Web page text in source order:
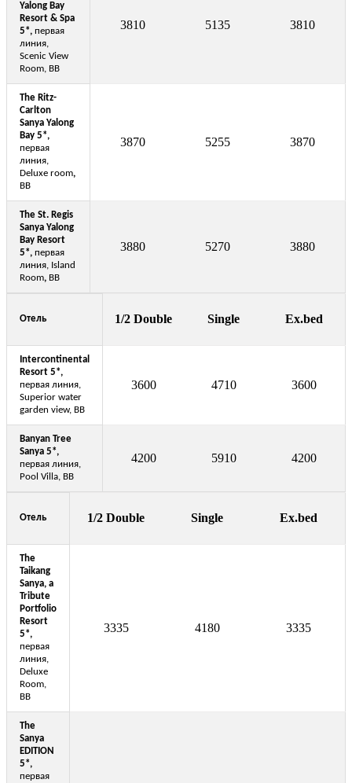
Yalong Bay
Resort & Spa
5*, первая
линия,
Scenic View
Room, BB
3810 5135 3810
The Ritz-
Carlton
Sanya Yalong
Bay 5*,
первая
линия,
Deluxe room,
BB
3870 5255 3870
The St. Regis
Sanya Yalong
Bay Resort
5*, первая
линия, Island
Room, BB
3880 5270 3880
Отель 1/2 Double Single Ex.bed
Intercontinental
Resort 5*,
первая линия,
Superior water
garden view, BB
3600 4710 3600
Banyan Tree
Sanya 5*,
первая линия,
Pool Villa, BB
4200 5910 4200
Отель 1/2 Double Single Ex.bed
The
Taikang
Sanya, a
Tribute
Portfolio
Resort
5*,
первая
линия,
Deluxe
Room,
BB
3335 4180 3335
The
Sanya
EDITION
5*,
первая